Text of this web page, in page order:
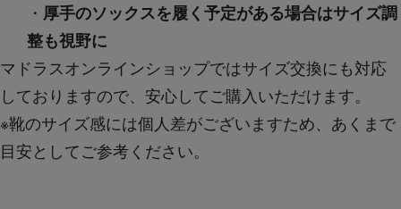
・ 厚手のソックスを履く予定がある場合はサイズ調
整も視野に
マドラスオンラインショップではサイズ交換にも対応
しておりますので、安心してご購入いただけます。
※靴のサイズ感には個人差がございますため、あくまで
目安としてご参考ください。